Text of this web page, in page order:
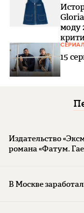
моду
15
Издательство
романа «Фатум.
В Москве